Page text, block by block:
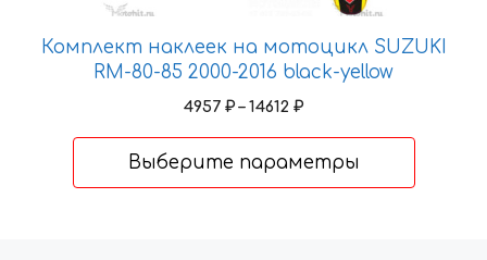
Комплект наклеек на мотоцикл SUZUKI
RM-80-85 2000-2016 black-yellow
4957 ₽ – 14612 ₽Диапазон
–
Выберите параметры
товара.